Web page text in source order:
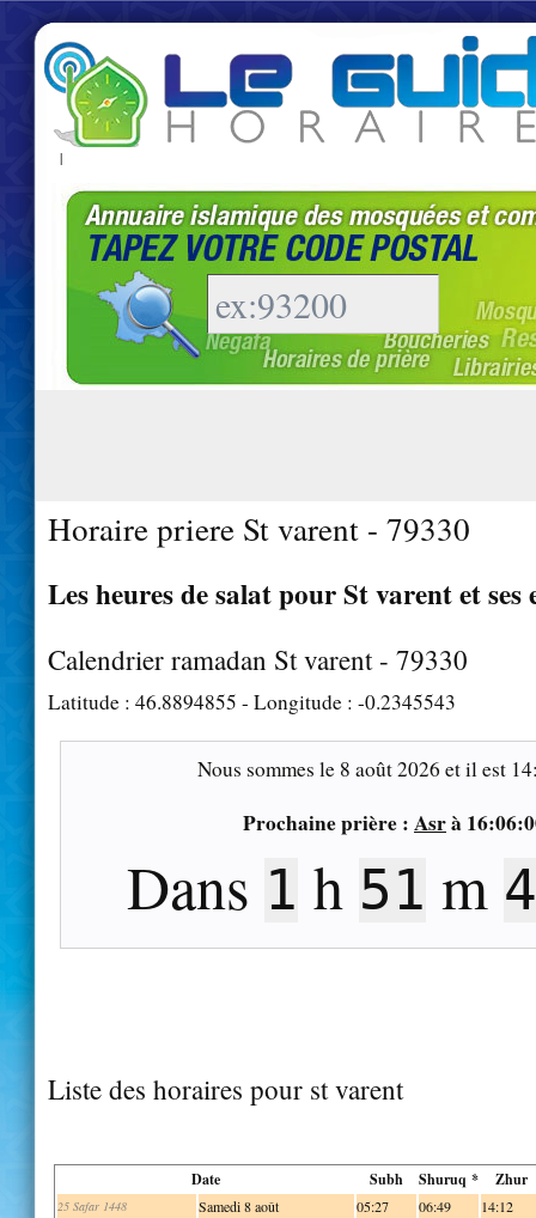
|
Horaire priere St varent - 79330
Les heures de salat pour St varent et ses
Calendrier ramadan St varent - 79330
Latitude : 46.8894855 - Longitude : -0.2345543
Nous sommes le 8 août 2026 et il est
Prochaine prière : Asrà
Dans 1 h 51 m
Liste des horaires pour st varent
Date Subh Shuruq * Zhur
25 Safar 1448 Samedi 8 août 05:27 06:49 14:12